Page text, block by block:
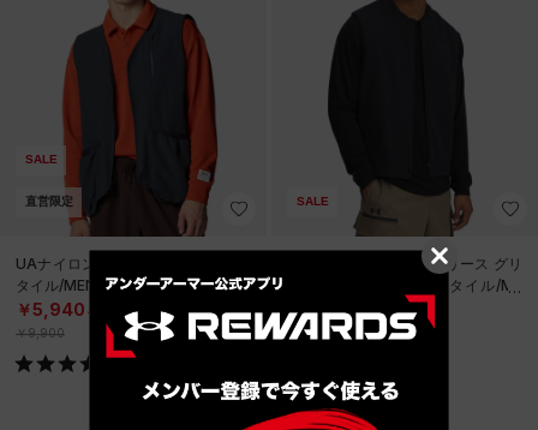
SALE
直営限定
UAナイロン リブ ベスト（ライフス
タイル/MEN）
￥5,940 40%OFF
￥9,900
SALE
UAアンストッパブル フリース グリ
ッド ベスト（ライフスタイル/ME
￥9,08630%OFF
￥12,980